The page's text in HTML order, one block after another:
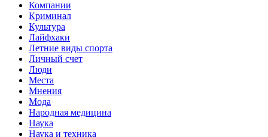
Компании
Криминал
Культура
Лайфхаки
Летние виды спорта
Личный счет
Люди
Места
Мнения
Мода
Народная медицина
Наука
Наука и техника